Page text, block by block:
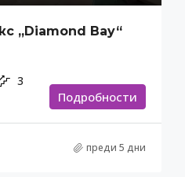
„Diamond Bay“
3
Подробности
преди 5 дни